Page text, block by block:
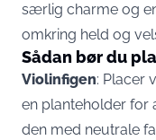
særlig charme og
omkring held og
Sådan bør du
Violinfigen: Placer
en planteholder for
den med neutrale